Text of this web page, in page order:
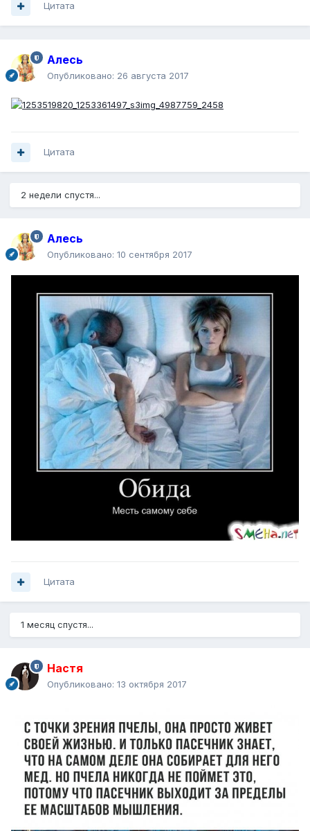
Цитата
Алесь
Опубликовано: 26 августа 2017
Цитата
2 недели спустя...
Алесь
Опубликовано: 10 сентября 2017
Цитата
1 месяц спустя...
Настя
Опубликовано: 13 октября 2017